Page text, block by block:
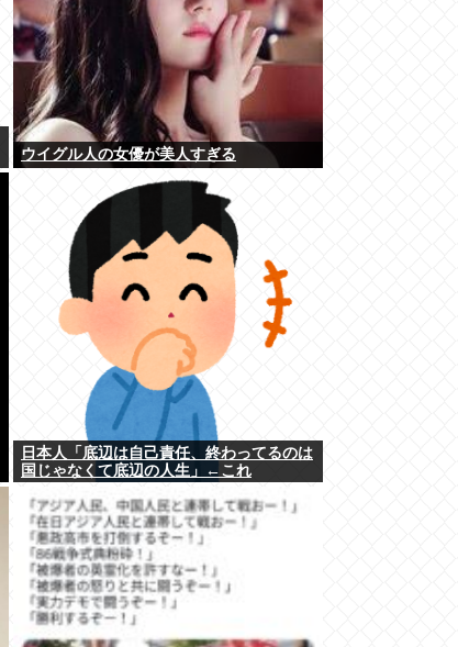
ウイグル人の女優が美人すぎる
日本人「底辺は自己責任、終わってるのは
国じゃなくて底辺の人生」←これ